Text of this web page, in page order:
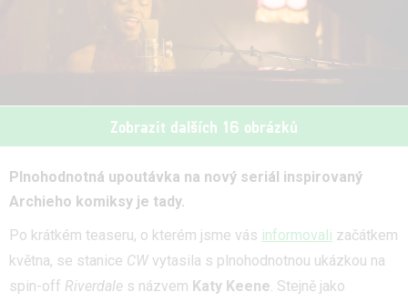
Zobrazit dalších 16 obrázků
Plnohodnotná upoutávka na nový seriál inspirovaný
Archieho komiksy je tady.
Po krátkém teaseru, o kterém jsme vás informovali začátkem
května, se stanice CW vytasila s plnohodnotnou ukázkou na
spin-off Riverdale s názvem Katy Keene. Stejně jako